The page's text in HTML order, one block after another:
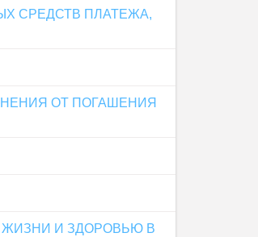
СРЕДСТВ ПЛАТЕЖА,
ОТ ПОГАШЕНИЯ
И ЗДОРОВЬЮ В